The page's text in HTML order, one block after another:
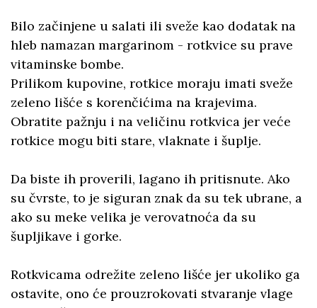
Bilo začinjene u salati ili sveže kao dodatak na
hleb namazan margarinom - rotkvice su prave
vitaminske bombe.
Prilikom kupovine, rotkice moraju imati sveže
zeleno lišće s korenčićima na krajevima.
Obratite pažnju i na veličinu rotkvica jer veće
rotkice mogu biti stare, vlaknate i šuplje.
Da biste ih proverili, lagano ih pritisnute. Ako
su čvrste, to je siguran znak da su tek ubrane, a
ako su meke velika je verovatnoća da su
šupljikave i gorke.
Rotkvicama odrežite zeleno lišće jer ukoliko ga
ostavite, ono će prouzrokovati stvaranje vlage